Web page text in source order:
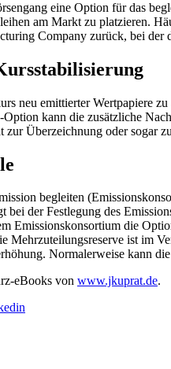
eine Option für das
am Markt zu platzieren.
Company zurück, bei der
neu emittierter Wertpapiere
kann die zusätzliche
Überzeichnung oder sogar
begleiten
der Festlegung des
Emissionskonsortium die
Mehrzuteilungsreserve ist im
Normalerweise kann
eBooks von www.jkuprat.de.